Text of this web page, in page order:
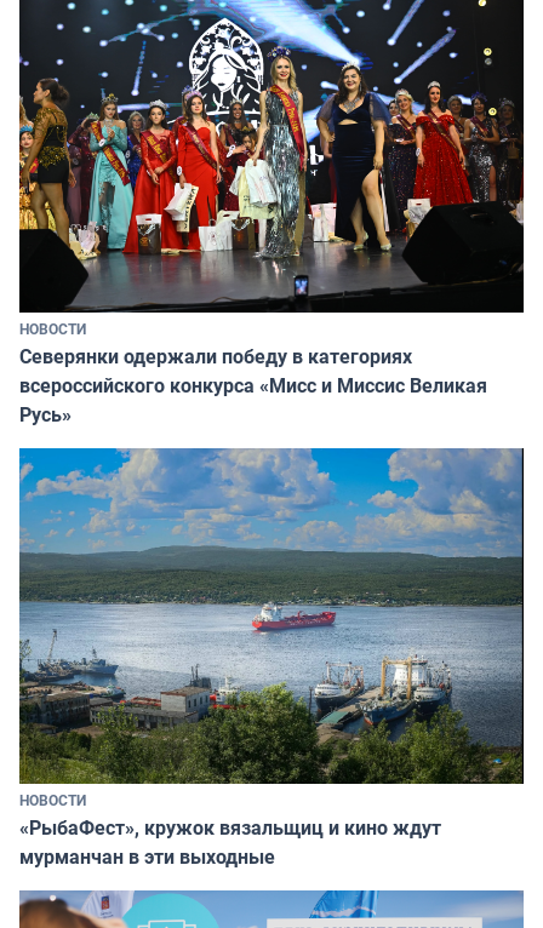
НОВОСТИ
Северянки одержали победу в категориях
всероссийского конкурса «Мисс и Миссис Великая
Русь»
НОВОСТИ
«РыбаФест», кружок вязальщиц и кино ждут
мурманчан в эти выходные